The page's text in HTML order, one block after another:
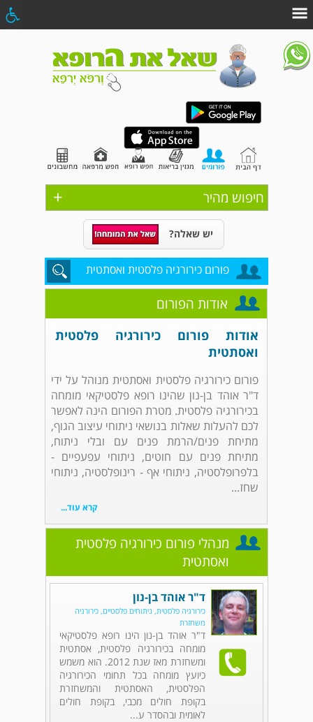
+ חיפוש מהיר
יש שאלה?
פורום כירורגיה פלסטית ואסתטית
אודות הפורום
אודות פורום כירורגיה פלסטית
ואסתטית
פורום כירורגיה פלסטית ואסתטית מנוהל על ידי
ד"ר אוהד בן-נון שהינו רופא פלסטיקאי מומחה
בכירורגיה פלסטית. מטרת הפורום הינה לאפשר
לכם להעלות שאלות בנושאי ניתוחי עיצוב הגוף,
מתיחת פנים/הרמת פנים עם ובלי ניתוח,
מתיחת פנים עם חוטים, ניתוחי עפעפיים -
בלפרופלסטיה, ניתוחי אף - רינופלסטיה, ניתוחי
שחז...
קרא עוד...
מנהלי פורום כירורגיה פלסטית
ואסתטית
ד"ר אוהד בן-נון
כירורגיה פלסטית, ניתוחים פלסטיים, כירורגיה
משחזרת
ד"ר אוהד בן-נון הינו רופא פלסטיקאי
מומחה בכירורגיה פלסטית, אסתטית
ומשחזרת מאז שנת 2012. הוא משמש
כיועץ מומחה בכל תחומי הכירורגיה
הפלסטית, האסתטית והמשחזרת
בקופת חולים מכבי, בקופת חולים
לאומית ובהסדר ע...